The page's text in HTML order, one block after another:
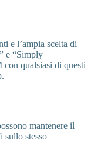
e l’ampia scelta di
e “Simply
qualsiasi di questi
mantenere il
sullo stesso